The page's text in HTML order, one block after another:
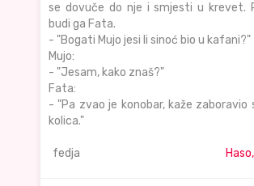
se dovuče do nje i smjesti u krevet.
budi ga Fata.
- "Bogati Mujo jesi li sinoć bio u kafani?"
Mujo:
- "Jesam, kako znaš?"
Fata:
- "Pa zvao je konobar, kaže zaboravio
kolica."
fedja